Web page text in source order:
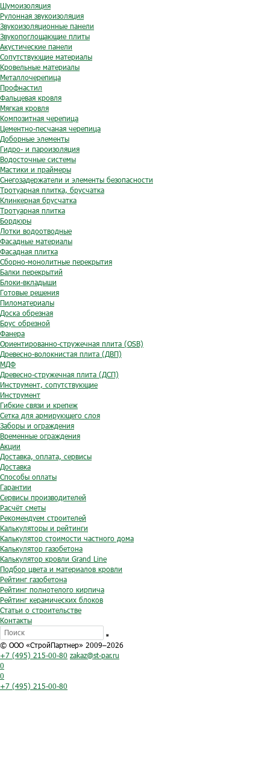
Шумоизоляция
Рулонная звукоизоляция
Звукоизоляционные панели
Звукопоглощающие плиты
Акустические панели
Сопутствующие материалы
Кровельные материалы
Металлочерепица
Профнастил
Фальцевая кровля
Мягкая кровля
Композитная черепица
Цементно-песчаная черепица
Доборные элементы
Гидро- и пароизоляция
Водосточные системы
Мастики и праймеры
Снегозадержатели и элементы безопасности
Тротуарная плитка, брусчатка
Клинкерная брусчатка
Тротуарная плитка
Бордюры
Лотки водоотводные
Фасадные материалы
Фасадная плитка
Сборно-монолитные перекрытия
Балки перекрытий
Блоки-вкладыши
Готовые решения
Пиломатериалы
Доска обрезная
Брус обрезной
Фанера
Ориентированно-стружечная плита (OSB)
Древесно-волокнистая плита (ДВП)
МДФ
Древесно-стружечная плита (ДСП)
Инструмент, сопутствующие
Инструмент
Гибкие связи и крепеж
Сетка для армирующего слоя
Заборы и ограждения
Временные ограждения
Акции
Доставка, оплата, сервисы
Доставка
Способы оплаты
Гарантии
Сервисы производителей
Расчёт сметы
Рекомендуем строителей
Калькуляторы и рейтинги
Калькулятор стоимости частного дома
Калькулятор газобетона
Калькулятор кровли Grand Line
Подбор цвета и материалов кровли
Рейтинг газобетона
Рейтинг полнотелого кирпича
Рейтинг керамических блоков
Статьи о строительстве
Контакты
© ООО «СтройПартнер» 2009–2026
+7 (495) 215-00-80 zakaz@st-par.ru
0
0
+7 (495) 215-00-80